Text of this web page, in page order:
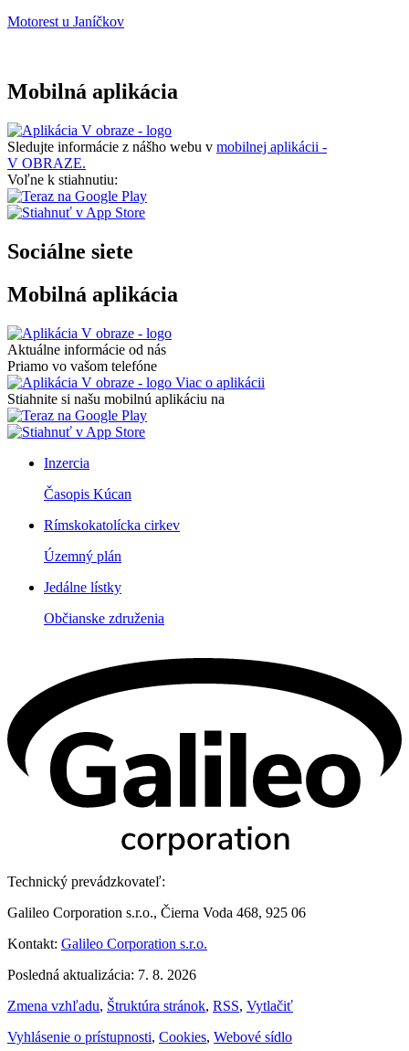
Motorest u Janíčkov
Mobilná aplikácia
Sledujte informácie z nášho webu v mobilnej aplikácii -
V OBRAZE.
Voľne k stiahnutiu:
Sociálne siete
Mobilná aplikácia
Aktuálne informácie od nás
Priamo vo vašom telefóne
Viac o aplikácii
Stiahnite si našu mobilnú aplikáciu na
Inzercia
Časopis Kúcan
Rímskokatolícka cirkev
Územný plán
Jedálne lístky
Občianske združenia
Technický prevádzkovateľ:
Galileo Corporation s.r.o., Čierna Voda 468, 925 06
Kontakt: Galileo Corporation s.r.o.
Posledná aktualizácia: 7. 8. 2026
Zmena vzhľadu, Štruktúra stránok, RSS, Vytlačiť
Vyhlásenie o prístupnosti, Cookies, Webové sídlo